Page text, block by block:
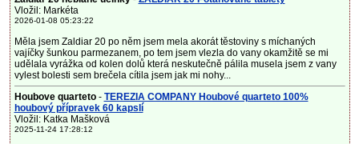
Vložil: Markéta
2026-01-08 05:23:22
Měla jsem Zaldiar 20 po něm jsem mela akorát těstoviny s míchaných
vajíčky šunkou parmezanem, po tem jsem vlezla do vany okamžitě se mi
udělala vyrážka od kolen dolů která neskutečně pálila musela jsem z vany
vylest bolesti sem brečela cítila jsem jak mi nohy...
Houbove quarteto- TEREZIA COMPANY Houbové quarteto 100%
houbový přípravek 60 kapslí
Vložil: Katka Mašková
2025-11-24 17:28:12